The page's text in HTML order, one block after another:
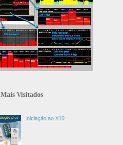
Mais Visitados
Iniciação ao X10